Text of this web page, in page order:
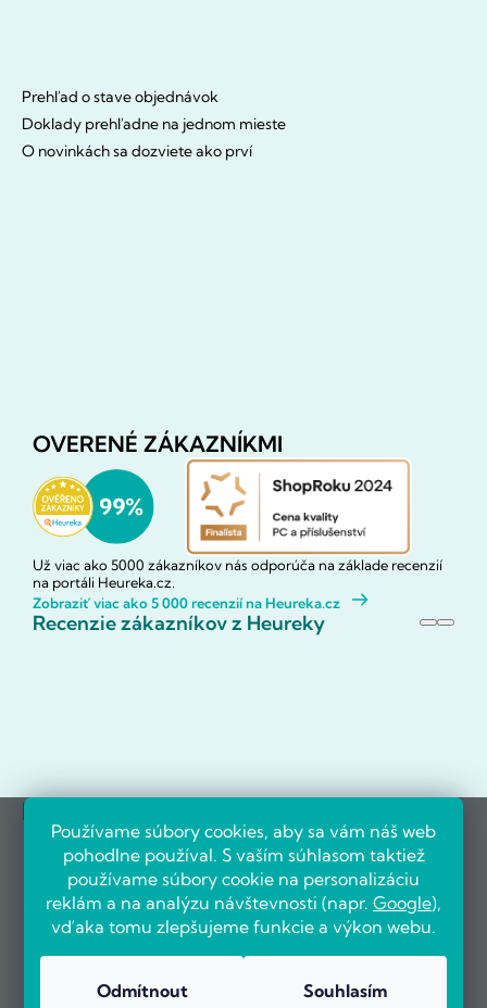
Používame súbory cookies, aby sa vám náš web
pohodlne používal. S vaším súhlasom taktiež
používame súbory cookie na personalizáciu
reklám a na analýzu návštevnosti (napr. Google),
vďaka tomu zlepšujeme funkcie a výkon webu.
Odmítnout Souhlasím
Prehľad o stave objednávok
Doklady prehľadne na jednom mieste
O novinkách sa dozviete ako prví
OVERENÉ ZÁKAZNÍKMI
Už viac ako 5000 zákazníkov nás odporúča na základe recenzií
na portáli Heureka.cz.
Zobraziť viac ako 5 000 recenzií na Heureka.cz
Recenzie zákazníkov z Heureky
Referencie firiem